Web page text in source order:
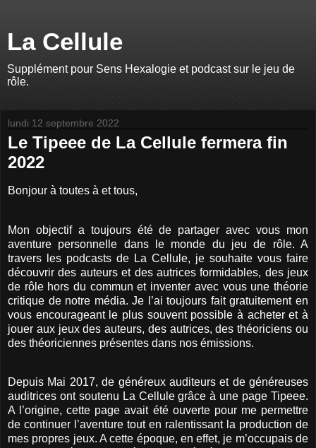
La Cellule
Supplément pour Sens Hexalogie et podcast sur le jeu de
rôle.
lundi 12 septembre 2022
Le Tipeee de La Cellule fermera fin
2022
Bonjour à toutes à et tous,
Mon objectif a toujours été de partager avec vous mon
aventure personnelle dans le monde du jeu de rôle. A
travers les podcasts de La Cellule, je souhaite vous faire
découvrir des auteurs et des autrices formidables, des jeux
de rôle hors du commun et inventer avec vous une théorie
critique de notre média. Je l’ai toujours fait gratuitement en
vous encourageant le plus souvent possible à acheter et à
jouer aux jeux des auteurs, des autrices, des théoriciens ou
des théoriciennes présentes dans nos émissions.
Depuis Mai 2017, de généreux auditeurs et de généreuses
auditrices ont soutenu La Cellule grâce à une page Tipeee.
A l’origine, cette page avait été ouverte pour me permettre
de continuer l’aventure tout en ralentissant la production de
mes propres jeux. A cette époque, en effet, je m’occupais de